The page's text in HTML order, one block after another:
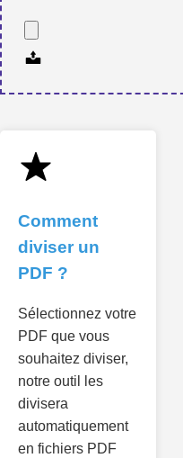
Comment
diviser un
PDF ?
Sélectionnez votre
PDF que vous
souhaitez diviser,
notre outil les
divisera
automatiquement
en fichiers PDF